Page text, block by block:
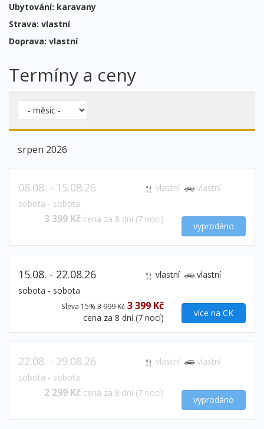
Ubytování: karavany
Strava: vlastní
Doprava: vlastní
Termíny a ceny
srpen 2026
08.08. - 15.08.26
sobota - sobota
vlastní vlastní
3 399 Kč cena za 8 dní (7 nocí)
vyprodáno
15.08. - 22.08.26
sobota - sobota
vlastní vlastní
Sleva 15%3 999 Kč 3 399 Kč
cena za 8 dní (7 nocí) více na CK
22.08. - 29.08.26
sobota - sobota
vlastní vlastní
2 299 Kč cena za 8 dní (7 nocí)
vyprodáno